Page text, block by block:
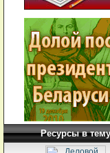
Ресурсы в тему